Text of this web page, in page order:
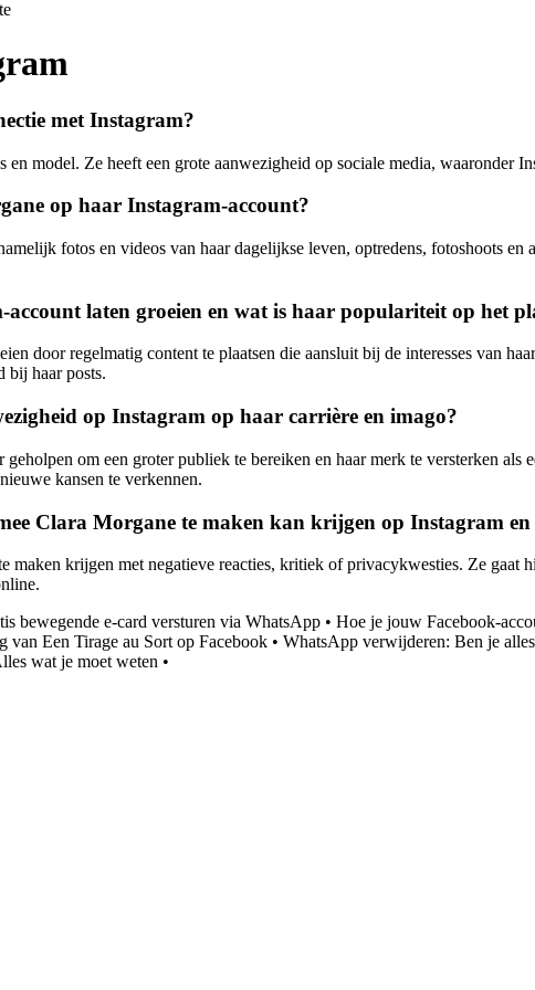
met Instagram?
en model. Ze heeft een grote aanwezigheid op sociale media, waaronder
op haar Instagram-account?
fotos en videos van haar dagelijkse leven, optredens, fotoshoots
laten groeien en wat is haar populariteit op het
door regelmatig content te plaatsen die aansluit bij de interesses van
bij haar posts.
op Instagram op haar carrière en imago?
om een groter publiek te bereiken en haar merk te versterken
kansen te verkennen.
Clara Morgane te maken kan krijgen op Instagram en
krijgen met negatieve reacties, kritiek of privacykwesties. Ze gaat
bewegende e-card versturen via WhatsApp • Hoe je jouw Facebook-
van Een Tirage au Sort op Facebook • WhatsApp verwijderen: Ben je
wat je moet weten •